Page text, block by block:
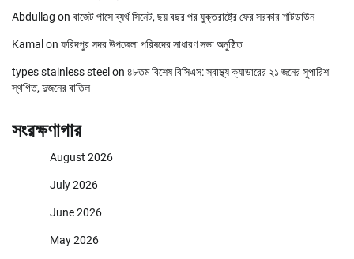
Abdullag on বাজেট পাসে ব্যর্থ সিনেট, ছয় বছর পর যুক্তরাষ্ট্রে ফের সরকার শাটডাউন
Kamal on ফরিদপুর সদর উপজেলা পরিষদের সাধারণ সভা অনুষ্ঠিত
types stainless steel on ৪৮তম বিশেষ বিসিএস: স্বাস্থ্য ক্যাডারের ২১ জনের সুপারিশ
স্থগিত, দুজনের বাতিল
সংরক্ষণাগার
August 2026
July 2026
June 2026
May 2026